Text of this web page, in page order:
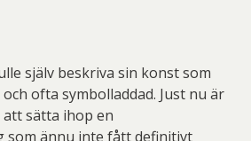
själv beskriva sin konst som
ofta symbolladdad. Just nu är
sätta ihop en
som ännu inte fått definitivt